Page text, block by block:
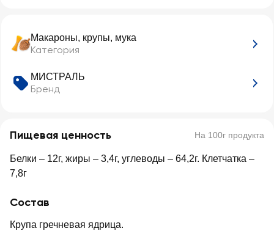
Макароны, крупы, мука
Категория
МИСТРАЛЬ
Бренд
Пищевая ценность На 100г продукта
Белки – 12г, жиры – 3,4г, углеводы – 64,2г. Клетчатка –
7,8г
Состав
Крупа гречневая ядрица.